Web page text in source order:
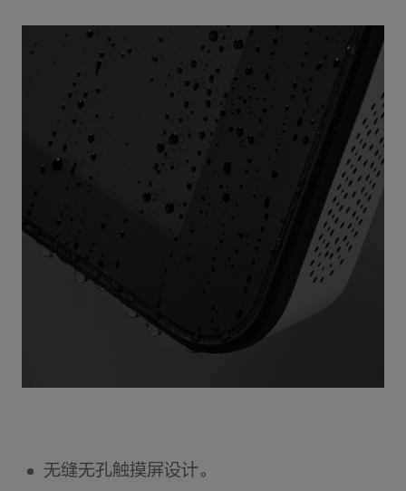
无缝无孔触摸屏设计。